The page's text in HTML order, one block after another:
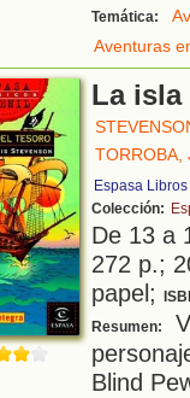
Temática:
Aventuras
La
TORROBA,
Espasa Libros
Colección:
De 13 a
272 p.;
papel;
Resumen:
Blind